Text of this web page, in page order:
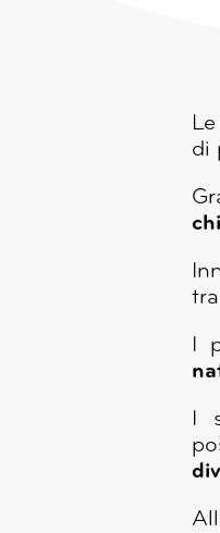
Le
di
I
I